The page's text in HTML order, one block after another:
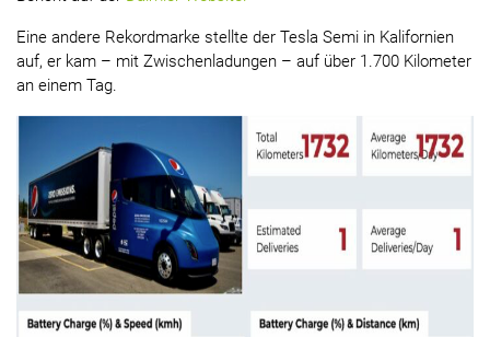
Eine andere Rekordmarke stellte der Tesla Semi in Kalifornien
auf, er kam – mit Zwischenladungen – auf über 1.700 Kilometer
an einem Tag.